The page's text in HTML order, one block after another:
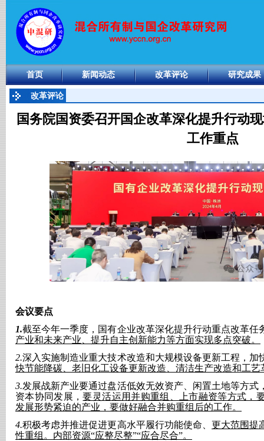
首页 新闻动态 改革评论 研究成果
改革评论
国务院国资委召开国企改革深化提升行动
工作重点
会议要点
1.截至今年一季度，国有企业改革深化提升行动重点改革任
产业和未来产业、提升自主创新能力等方面实现多点突破。
2.深入实施制造业重大技术改造和大规模设备更新工程，加
快节能降碳、老旧化工设备更新改造、清洁生产改造和工艺
3.发展战新产业要通过盘活低效无效资产、闲置土地等方
资本协同发展，要灵活运用并购重组、上市融资等方式，
发展形势紧迫的产业，要做好融合并购重组后的工作。
4.积极考虑并推进促进更高水平履行功能使命、更大范围提
性重组。内部资源“应整尽整”“应合尽合”。